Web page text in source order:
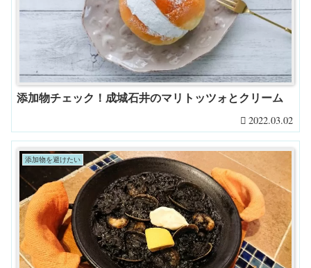
添加物チェック！成城石井のマリトッツォとクリーム
2022.03.02
添加物を避けたい